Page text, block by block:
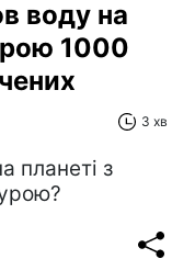
воду на
1000
3 хв
планеті з